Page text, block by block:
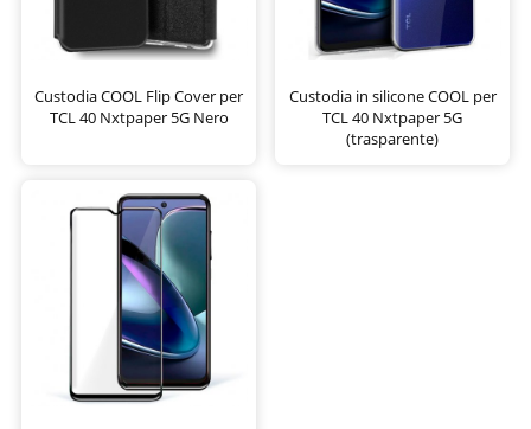
Custodia COOL Flip Cover per
TCL 40 Nxtpaper 5G Nero
Custodia in silicone COOL per
TCL 40 Nxtpaper 5G
(trasparente)